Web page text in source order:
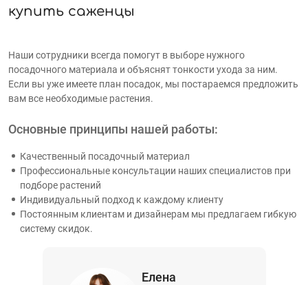
купить саженцы
Наши сотрудники всегда помогут в выборе нужного
посадочного материала и объяснят тонкости ухода за ним.
Если вы уже имеете план посадок, мы постараемся предложить
вам все необходимые растения.
Основные принципы нашей работы:
Качественный посадочный материал
Профессиональные консультации наших специалистов при
подборе растений
Индивидуальный подход к каждому клиенту
Постоянным клиентам и дизайнерам мы предлагаем гибкую
систему скидок.
Елена